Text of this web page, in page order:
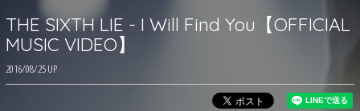
THE SIXTH LIE - I Will Find You【OFFICIAL
MUSIC VIDEO】
2016/08/25 UP